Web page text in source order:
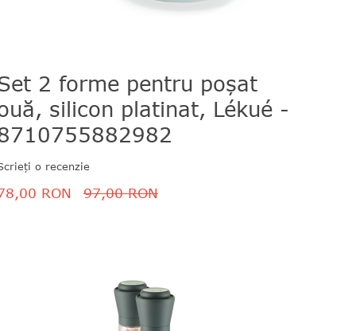
2 forme pentru poșat
silicon platinat, Lékué -
o recenzie
RON 97,00 RON